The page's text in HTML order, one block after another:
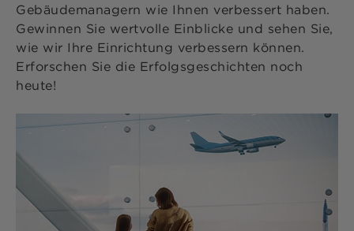
Gebäudemanagern wie Ihnen verbessert haben.
Gewinnen Sie wertvolle Einblicke und sehen Sie,
wie wir Ihre Einrichtung verbessern können.
Erforschen Sie die Erfolgsgeschichten noch
heute!